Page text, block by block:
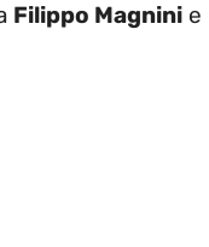
Filippo Magnini e